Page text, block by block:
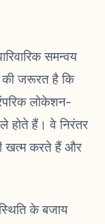
समन्वय
की जरूरत है कि
लोकेशन-
होते हैं। वे निरंतर
खत्म करते हैं और
के बजाय